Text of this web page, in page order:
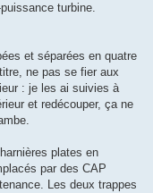
turbine.
et séparées en quatre
ne pas se fier aux
: je les ai suivies à
et redécouper, ça ne
plates en
par des CAP
Les deux trappes